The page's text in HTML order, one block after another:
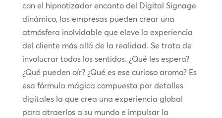
con el hipnotizador encanto del Digital Signage
dinámico, las empresas pueden crear una
atmósfera inolvidable que eleve la experiencia
del cliente más allá de la realidad. Se trata de
involucrar todos los sentidos. ¿Qué les espera?
¿Qué pueden oír? ¿Qué es ese curioso aroma? Es
esa fórmula mágica compuesta por detalles
digitales la que crea una experiencia global
para atraerlos a su mundo e impulsar la